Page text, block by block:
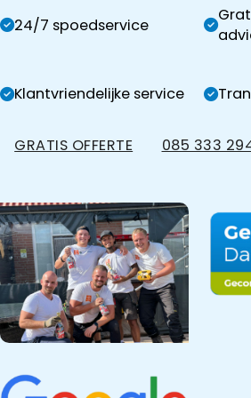
24/7 spoedservice
Klantvriendelijke service
GRATIS OFFERTE 085 333